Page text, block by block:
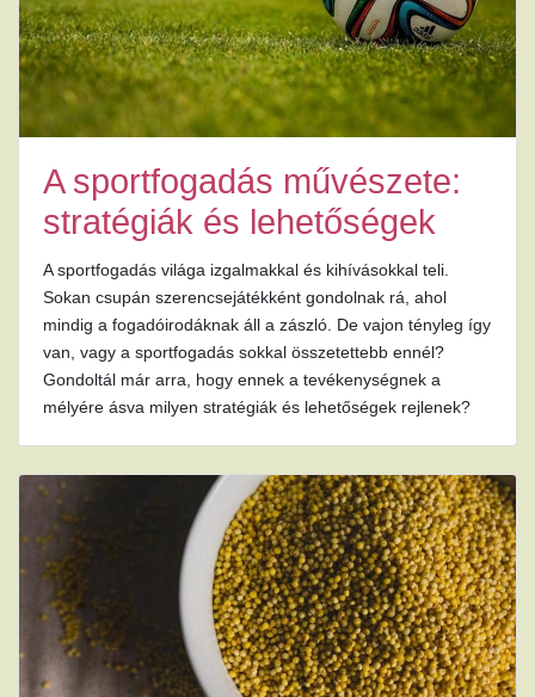
A sportfogadás művészete:
stratégiák és lehetőségek
A sportfogadás világa izgalmakkal és kihívásokkal teli.
Sokan csupán szerencsejátékként gondolnak rá, ahol
mindig a fogadóirodáknak áll a zászló. De vajon tényleg így
van, vagy a sportfogadás sokkal összetettebb ennél?
Gondoltál már arra, hogy ennek a tevékenységnek a
mélyére ásva milyen stratégiák és lehetőségek rejlenek?